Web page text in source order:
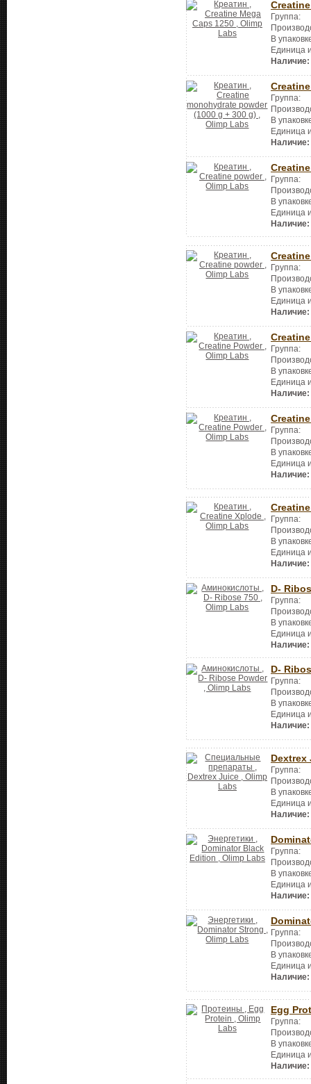
Группа:
В
Единица
Наличие:
Группа:
В
Единица
Наличие:
Группа:
В
Единица
Наличие:
Группа:
В
Единица
Наличие:
Группа:
В
Единица
Наличие:
Группа:
В
Единица
Наличие:
Группа:
В
Единица
Наличие:
D-
Группа:
В
Единица
Наличие:
D-
Группа:
В
Единица
Наличие:
Dextrex
Группа:
В
Единица
Наличие:
Группа:
В
Единица
Наличие:
Группа:
В
Единица
Наличие:
Egg
Группа:
В
Единица
Наличие: